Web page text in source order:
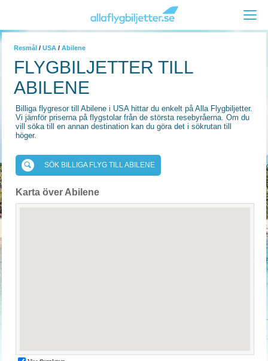
Resmål / USA / Abilene
FLYGBILJETTER TILL
ABILENE
Billiga flygresor till Abilene i USA hittar du enkelt på Alla Flygbiljetter.
Vi jämför priserna på flygstolar från de största resebyråerna. Om du
vill söka till en annan destination kan du göra det i sökrutan till
höger.
SÖK BILLIGA FLYG TILL ABILENE
Karta över Abilene